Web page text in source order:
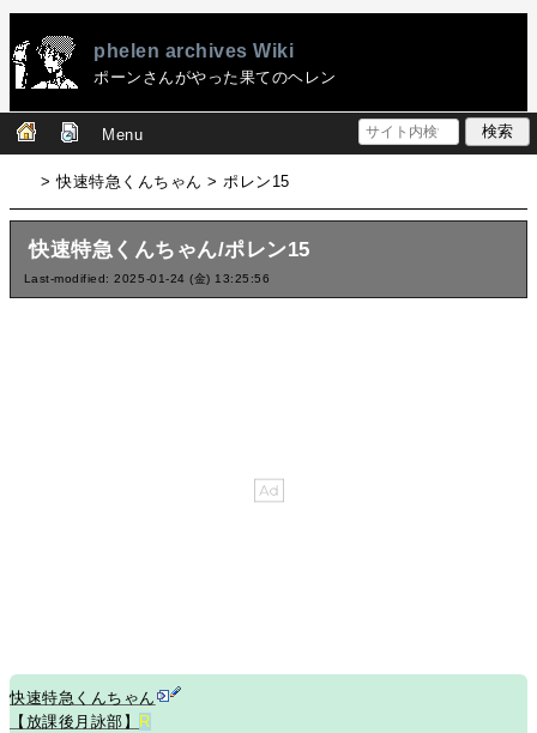
phelen archives Wiki
ポーンさんがやった果てのヘレン
Menu
> 快速特急くんちゃん > ポレン15
快速特急くんちゃん/ポレン15
Last-modified: 2025-01-24 (金) 13:25:56
快速特急くんちゃん
【放課後月詠部】
R